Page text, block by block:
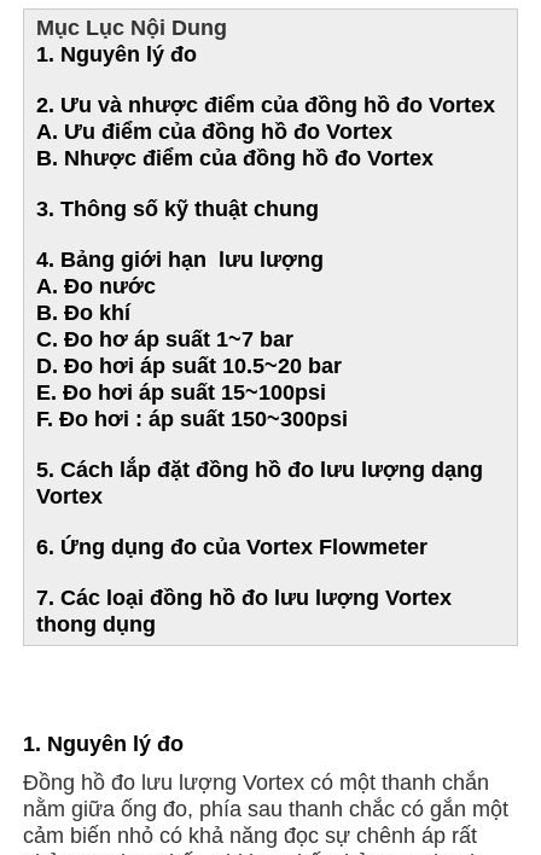
Mục Lục Nội Dung
1. Nguyên lý đo
2. Ưu và nhược điểm của đồng hồ đo Vortex
A. Ưu điểm của đồng hồ đo Vortex
B. Nhược điểm của đồng hồ đo Vortex
3. Thông số kỹ thuật chung
4. Bảng giới hạn lưu lượng
A. Đo nước
B. Đo khí
C. Đo hơ áp suất 1~7 bar
D. Đo hơi áp suất 10.5~20 bar
E. Đo hơi áp suất 15~100psi
F. Đo hơi : áp suất 150~300psi
5. Cách lắp đặt đồng hồ đo lưu lượng dạng
Vortex
6. Ứng dụng đo của Vortex Flowmeter
7. Các loại đồng hồ đo lưu lượng Vortex
thong dụng
1. Nguyên lý đo
Đồng hồ đo lưu lượng Vortex có một thanh chắn
nằm giữa ống đo, phía sau thanh chắc có gắn một
cảm biến nhỏ có khả năng đọc sự chênh áp rất